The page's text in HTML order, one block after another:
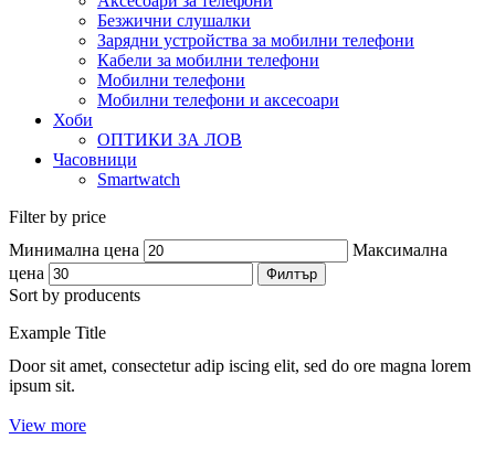
Безжични слушалки
Зарядни устройства за мобилни телефони
Кабели за мобилни телефони
Мобилни телефони
Мобилни телефони и аксесоари
Хоби
ОПТИКИ ЗА ЛОВ
Часовници
Smartwatch
Filter by price
Минимална цена
Максимална
цена
Филтър
Sort by producents
Example Title
Door sit amet, consectetur adip iscing elit, sed do ore magna lorem
ipsum sit.
View more